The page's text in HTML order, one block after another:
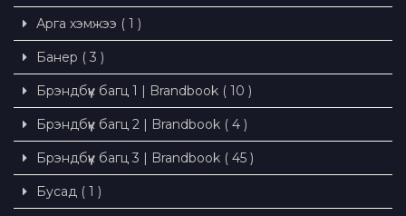
Арга хэмжээ ( 1 )
Банер ( 3 )
Брэндбүүк багц 1 | Brandbook ( 10 )
Брэндбүүк багц 2 | Brandbook ( 4 )
Брэндбүүк багц 3 | Brandbook ( 45 )
Бусад ( 1 )